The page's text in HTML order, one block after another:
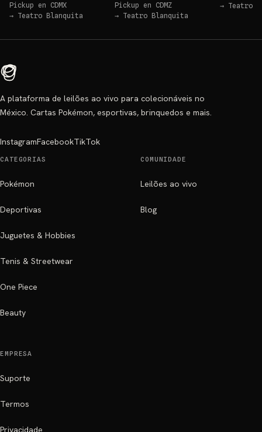
Pickup en CDMX
→ Teatro Blanquita
Pickup en CDMZ
→ Teatro Blanquita
→ Teatro
A plataforma de leilões ao vivo para colecionáveis no
México. Cartas Pokémon, esportivas, brinquedos e mais.
InstagramFacebookTikTok
CATEGORIAS
Pokémon
Deportivas
Juguetes & Hobbies
Tenis & Streetwear
One Piece
Beauty
COMUNIDADE
Leilões ao vivo
Blog
EMPRESA
Suporte
Termos
Privacidade